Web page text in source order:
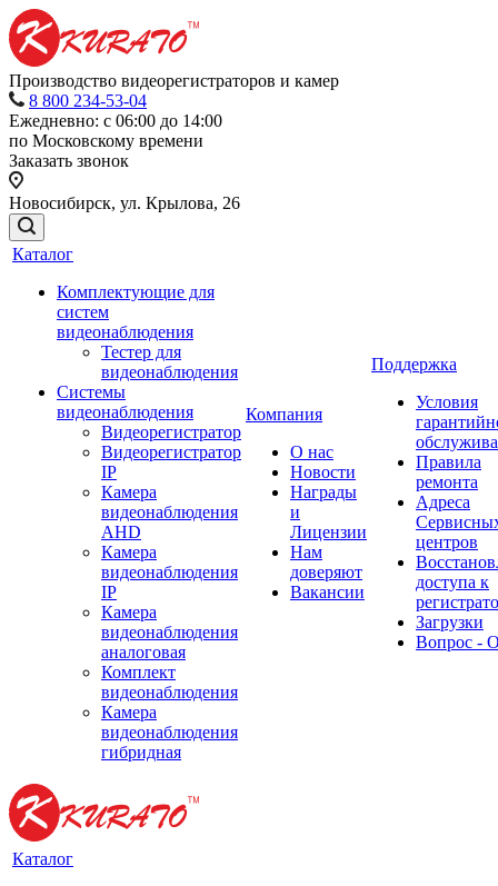
Производство видеорегистраторов и камер
8 800 234-53-04
Ежедневно: с 06:00 до 14:00
по Московскому времени
Заказать звонок
Новосибирск, ул. Крылова, 26
Каталог
Комплектующие для
систем
видеонаблюдения
Тестер для
видеонаблюдения
Системы
видеонаблюдения
Видеорегистратор
Видеорегистратор
IP
Камера
видеонаблюдения
AHD
Камера
видеонаблюдения
IP
Камера
видеонаблюдения
аналоговая
Комплект
видеонаблюдения
Камера
видеонаблюдения
гибридная
Компания
О нас
Новости
Награды
и
Лицензии
Нам
доверяют
Вакансии
Поддержка
Условия
Правила
ремонта
Адреса
центров
доступа к
Загрузки
Вопрос -
Каталог